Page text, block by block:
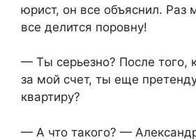
юрист, он все объяснил.
все делится поровну!
— Ты серьезно? После того,
за мой счет, ты еще
квартиру?
— А что такого? —